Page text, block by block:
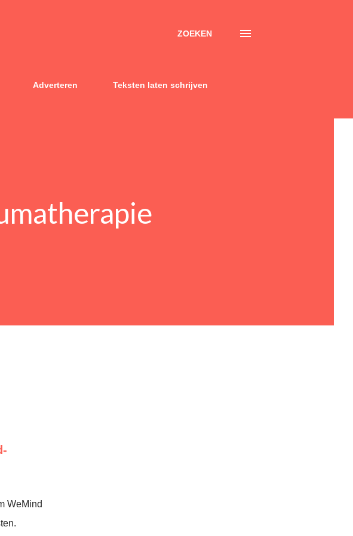
ZOEKEN
Adverteren Teksten laten schrijven
WeMind